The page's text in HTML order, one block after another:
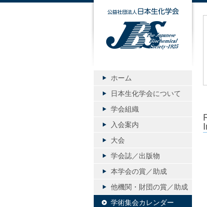
公
ホーム
日本生化学会について
学会組織
入会案内
大会
学会誌／出版物
本学会の賞／助成
他機関・財団の賞／助成
学術集会カレンダー